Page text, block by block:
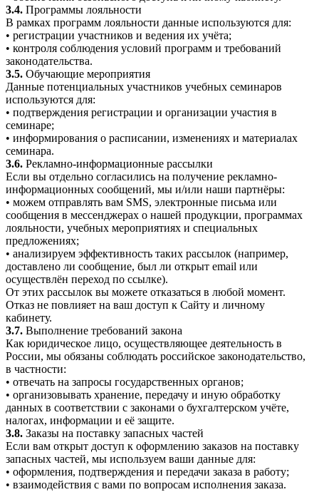
3.4. Программы лояльности
В рамках программ лояльности данные используются для:
• регистрации участников и ведения их учёта;
• контроля соблюдения условий программ и требований
законодательства.
3.5. Обучающие мероприятия
Данные потенциальных участников учебных семинаров
используются для:
• подтверждения регистрации и организации участия в
семинаре;
• информирования о расписании, изменениях и материалах
семинара.
3.6. Рекламно-информационные рассылки
Если вы отдельно согласились на получение рекламно-
информационных сообщений, мы и/или наши партнёры:
• можем отправлять вам SMS, электронные письма или
сообщения в мессенджерах о нашей продукции, программах
лояльности, учебных мероприятиях и специальных
предложениях;
• анализируем эффективность таких рассылок (например,
доставлено ли сообщение, был ли открыт email или
осуществлён переход по ссылке).
От этих рассылок вы можете отказаться в любой момент.
Отказ не повлияет на ваш доступ к Сайту и личному
кабинету.
3.7. Выполнение требований закона
Как юридическое лицо, осуществляющее деятельность в
России, мы обязаны соблюдать российское законодательство,
в частности:
• отвечать на запросы государственных органов;
• организовывать хранение, передачу и иную обработку
данных в соответствии с законами о бухгалтерском учёте,
налогах, информации и её защите.
3.8. Заказы на поставку запасных частей
Если вам открыт доступ к оформлению заказов на поставку
запасных частей, мы используем ваши данные для:
• оформления, подтверждения и передачи заказа в работу;
• взаимодействия с вами по вопросам исполнения заказа.